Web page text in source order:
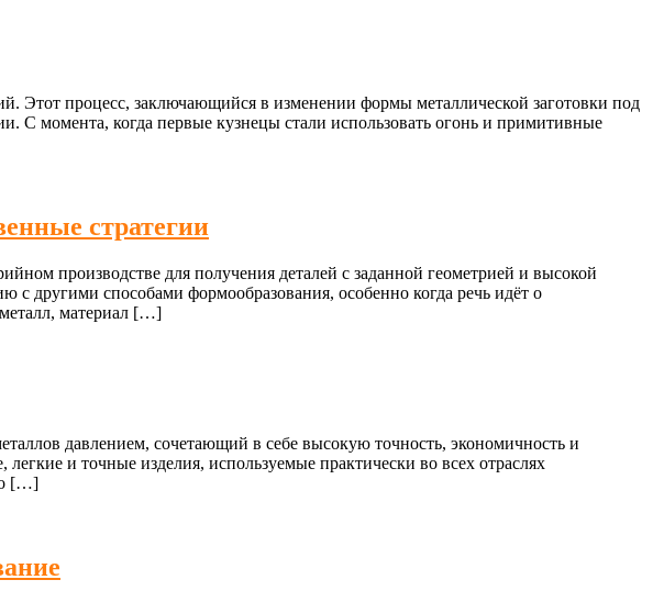
Этот процесс, заключающийся в изменении формы металлической заготовки под
С момента, когда первые кузнецы стали использовать огонь и примитивные
стратегии
производстве для получения деталей с заданной геометрией и высокой
с другими способами формообразования, особенно когда речь идёт о
материал […]
давлением, сочетающий в себе высокую точность, экономичность и
и точные изделия, используемые практически во всех отраслях
[…]